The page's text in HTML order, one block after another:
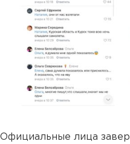
Официальные лица